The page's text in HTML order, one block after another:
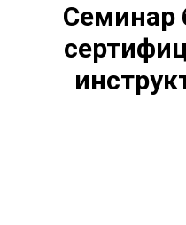
Семинар